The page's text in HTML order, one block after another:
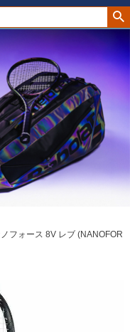
フォース 8V レブ (NANOFOR